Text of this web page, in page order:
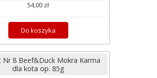
54,00 zł
Do koszyka
Nr 8 Beef&Duck Mokra Karma
dla kota op. 85g